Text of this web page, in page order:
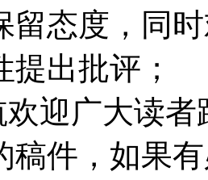
留态度，同
出批评；
欢迎广大读
稿件，如果